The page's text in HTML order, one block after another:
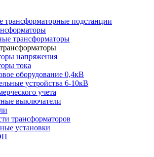
трансформаторные подстанции
трансформаторы
напряжения
тока
оборудование 0,4кВ
устройства 6-10кВ
учета
выключатели
трансформаторов
установки